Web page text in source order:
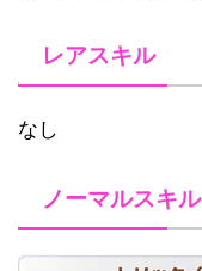
レアスキル
なし
ノーマルスキル